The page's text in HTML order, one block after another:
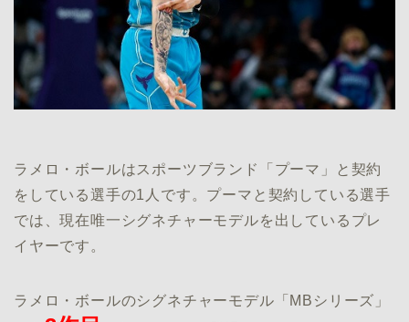
ラメロ・ボールはスポーツブランド「プーマ」と契約
をしている選手の1人です。プーマと契約している選手
では、現在唯一シグネチャーモデルを出しているプレ
イヤーです。
ラメロ・ボールのシグネチャーモデル「MBシリーズ」